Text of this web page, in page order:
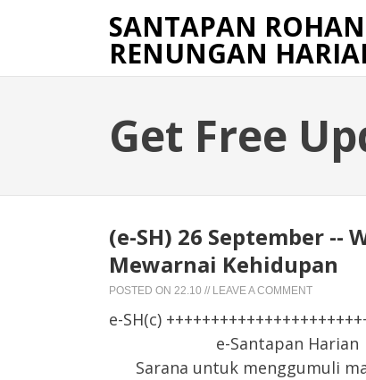
SANTAPAN
RENUNGAN
Get Free
(e-SH) 26 September --
Mewarnai Kehidupan
POSTED ON 22.10 // LEAVE A COMMENT
e-SH(c)
e-Santapan Harian
Sarana untuk menggumuli